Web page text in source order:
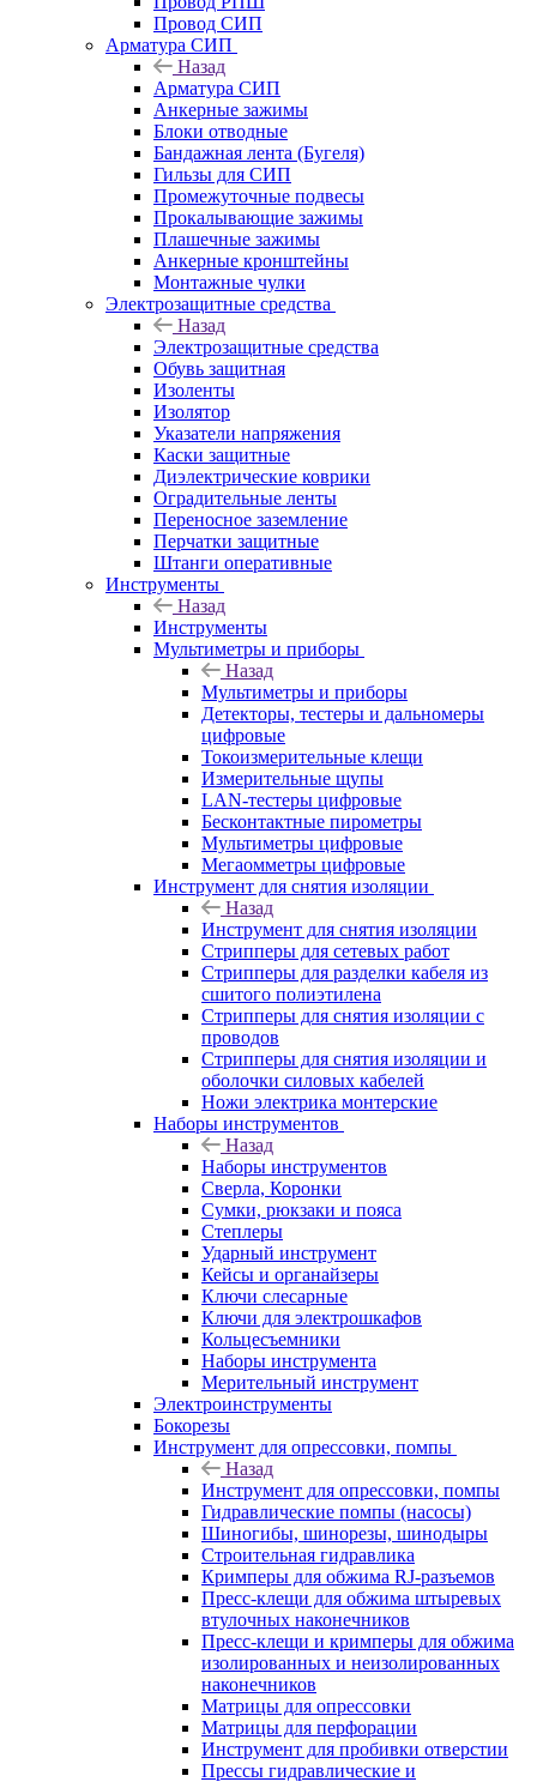
Провод СИП
Арматура СИП
Назад
Арматура СИП
Анкерные зажимы
Блоки отводные
Бандажная лента (Бугеля)
Гильзы для СИП
Промежуточные подвесы
Прокалывающие зажимы
Плашечные зажимы
Анкерные кронштейны
Монтажные чулки
Электрозащитные средства
Назад
Электрозащитные средства
Обувь защитная
Изоленты
Изолятор
Указатели напряжения
Каски защитные
Диэлектрические коврики
Оградительные ленты
Переносное заземление
Перчатки защитные
Штанги оперативные
Инструменты
Назад
Инструменты
Мультиметры и приборы
Назад
Мультиметры и приборы
Детекторы, тестеры и дальномеры
цифровые
Токоизмерительные клещи
Измерительные щупы
LAN-тестеры цифровые
Бесконтактные пирометры
Мультиметры цифровые
Мегаомметры цифровые
Инструмент для снятия изоляции
Назад
Инструмент для снятия изоляции
Стрипперы для сетевых работ
Стрипперы для разделки кабеля из
сшитого полиэтилена
Cтрипперы для снятия изоляции с
проводов
Стрипперы для снятия изоляции и
оболочки силовых кабелей
Ножи электрика монтерские
Наборы инструментов
Назад
Наборы инструментов
Сверла, Коронки
Сумки, рюкзаки и пояса
Степлеры
Ударный инструмент
Кейсы и органайзеры
Ключи слесарные
Ключи для электрошкафов
Кольцесъемники
Наборы инструмента
Мерительный инструмент
Электроинструменты
Бокорезы
Инструмент для опрессовки, помпы
Назад
Инструмент для опрессовки, помпы
Гидравлические помпы (насосы)
Шиногибы, шинорезы, шинодыры
Строительная гидравлика
Кримперы для обжима RJ-разъемов
Пресс-клещи для обжима штыревых
втулочных наконечников
Пресс-клещи и кримперы для обжима
изолированных и неизолированных
наконечников
Матрицы для опрессовки
Матрицы для перфорации
Инструмент для пробивки отверстии
Прессы гидравлические и